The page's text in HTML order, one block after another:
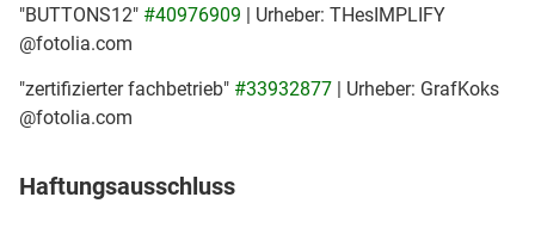
"BUTTONS12" #40976909 | Urheber: THesIMPLIFY
@fotolia.com
"zertifizierter fachbetrieb" #33932877 | Urheber: GrafKoks
@fotolia.com
Haftungsausschluss